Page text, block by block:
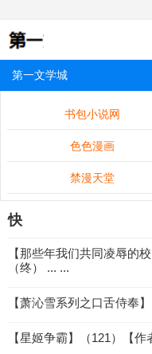
第一文学城
书包小说网
色色漫画
禁漫天堂
快
【那些年我们共同凌辱
（终） ... ...
【萧沁雪系列之口舌侍奉】
【星姬争霸】（121）【作